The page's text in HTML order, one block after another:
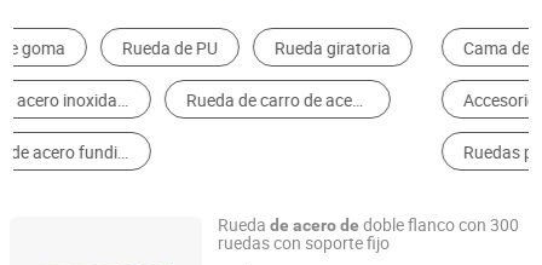
Rueda de goma Rueda de PU Rueda giratoria
rueda de acero inoxidable Rueda de carro de acero inoxidable
Rueda de acerode doble flanco con 300
ruedas con soporte fijo
Hangzhou Giantway Import & Export Co., Ltd.